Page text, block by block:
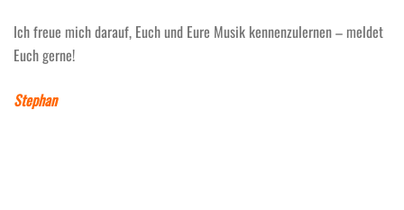
Ich freue mich darauf, Euch und Eure Musik kennenzulernen – meldet
Euch gerne!
Stephan